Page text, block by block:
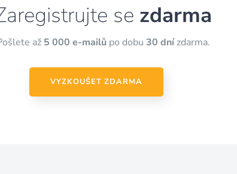
se zdarma
až 5 000 e-mailůpo dobu 30 dnízdarma.
VYZKOUŠET ZDARMA